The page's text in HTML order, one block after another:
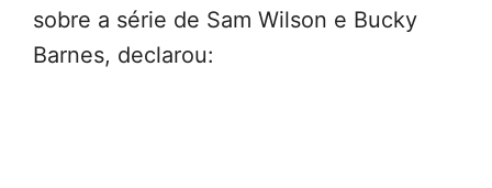
sobre a série de Sam Wilson e Bucky
Barnes, declarou: